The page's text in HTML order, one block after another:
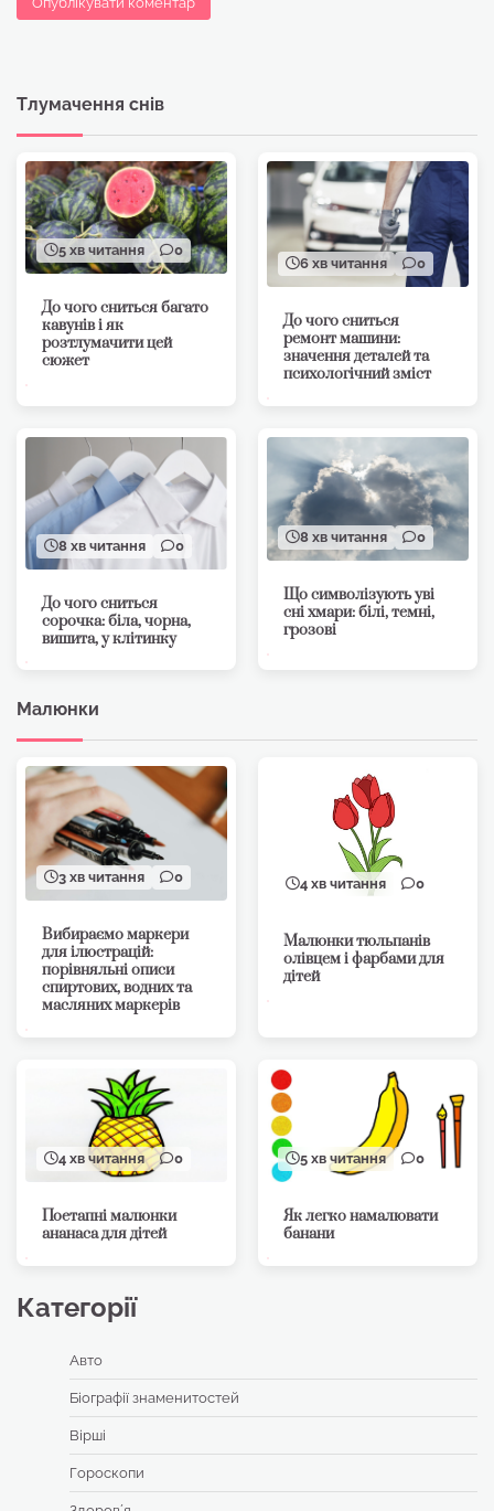
Тлумачення снів
5 хв читання 0
До чого сниться багато
кавунів і як
розтлумачити цей
сюжет
6 хв читання 0
До чого сниться
ремонт машини:
значення деталей та
психологічний зміст
8 хв читання 0
До чого сниться
сорочка: біла, чорна,
вишита, у клітинку
8 хв читання 0
Що символізують уві
сні хмари: білі, темні,
грозові
Малюнки
3 хв читання 0
Вибираємо маркери
для ілюстрацій:
порівняльні описи
спиртових, водних та
масляних маркерів
4 хв читання 0
Малюнки тюльпанів
олівцем і фарбами для
дітей
4 хв читання 0
Поетапні малюнки
ананаса для дітей
5 хв читання 0
Як легко намалювати
банани
Категорії
Авто
Біографії знаменитостей
Вірші
Гороскопи